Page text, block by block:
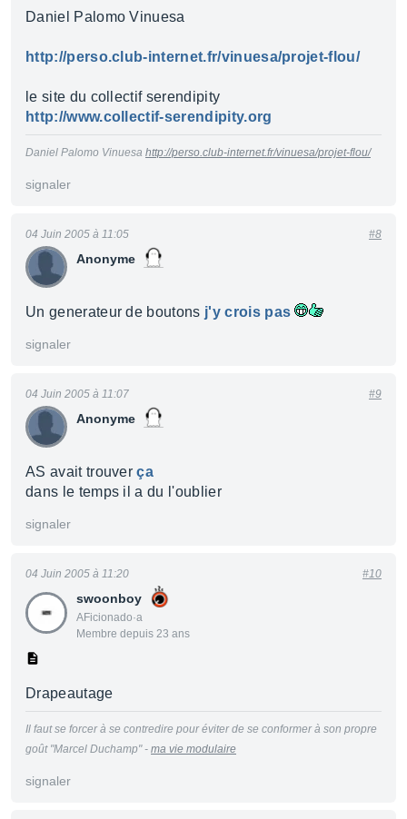
Daniel Palomo Vinuesa
http://perso.club-internet.fr/vinuesa/projet-flou/
le site du collectif serendipity
http://www.collectif-serendipity.org
Daniel Palomo Vinuesa http://perso.club-internet.fr/vinuesa/projet-flou/
signaler
Anonyme
04 Juin 2005 à 11:05 #8
Un generateur de boutons j'y crois pas
signaler
Anonyme
04 Juin 2005 à 11:07 #9
AS avait trouverça
dans le temps il a du l'oublier
signaler
swoonboy
AFicionado·a
Membre depuis 23 ans
04 Juin 2005 à 11:20 #10
Drapeautage
Il faut se forcer à se contredire pour éviter de se conformer à son propre
goût "Marcel Duchamp" - ma vie modulaire
signaler